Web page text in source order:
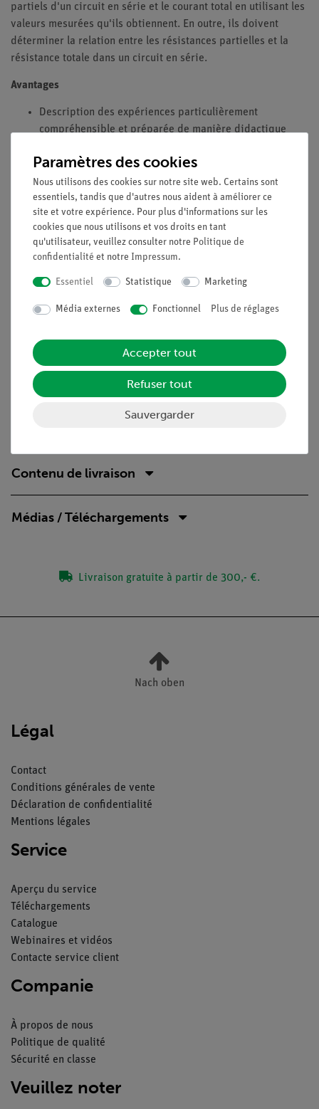
partiels d'un circuit en série et le courant total en utilisant les
valeurs mesurées qu'ils obtiennent. En outre, ils doivent
déterminer la relation entre les résistances partielles et la
résistance totale dans un circuit en série.
Avantages
Description des expériences particulièrement
compréhensible et préparée de manière didactique
questions de protocole.
Un enseignement orienté vers l'avenir : Intégration
dans les cours de sciences numériques avec des
tablettes ou des smartphones.
Augmentation de la motivation des étudiants grâce à
l'utilisation de la mesure intuitiveAPP.
Augmentation de la compétence médiatique.
Pas besoin de câbles supplémentaires entre les
plus rapide.
verrouillage en forme de puzzle
Contacts plaqués or dur, résistants à la corrosion
Double réussite d'apprentissage : schéma électrique
Contenu de livraison
Médias / Téléchargements
Livraison gratuite à partir de 300,- €.
Nach oben
Légal
Contact
Conditions générales de vente
Déclaration de confidentialité
Mentions légales
Service
Aperçu du service
Téléchargements
Catalogue
Webinaires et vidéos
Contacte service client
Companie
À propos de nous
Politique de qualité
Sécurité en classe
Veuillez noter
Paramètres des cookies
Nous utilisons des cookies sur notre site web. Certains sont
essentiels, tandis que d'autres nous aident à améliorer ce
site et votre expérience. Pour plus d'informations sur les
cookies que nous utilisons et vos droits en tant
qu'utilisateur, veuillez consulter notre Politique de
confidentialité et notre Impressum.
Essentiel Statistique Marketing
Média externes Fonctionnel Plus de réglages
Accepter tout
Refuser tout
Sauvergarder